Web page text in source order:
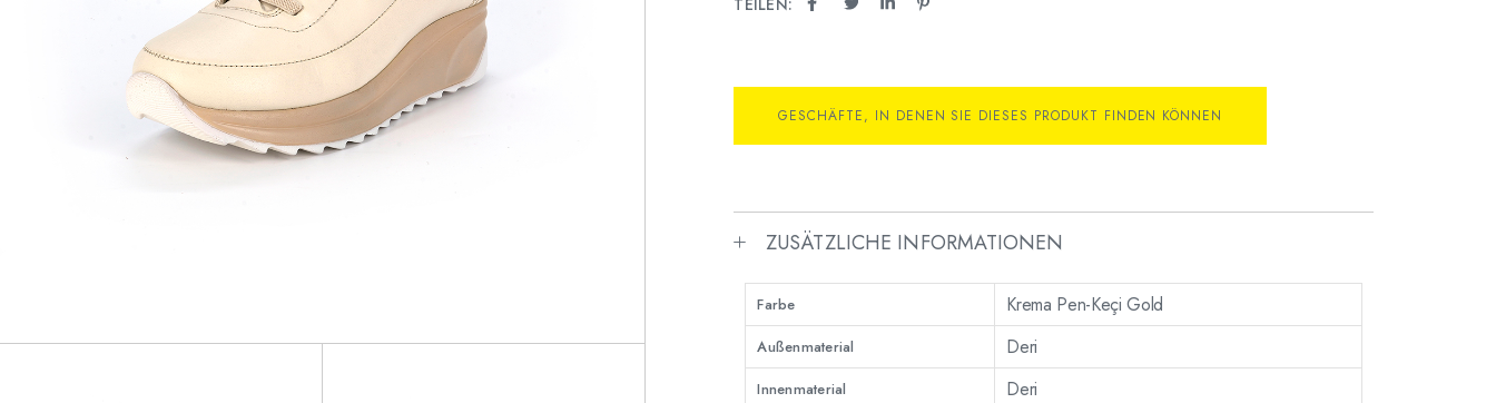
TEILEN:
GESCHÄFTE, IN DENEN SIE DIESES PRODUKT FINDEN KÖNNEN
ZUSÄTZLICHE INFORMATIONEN
Farbe Krema Pen-Keçi Gold
Außenmaterial Deri
Innenmaterial Deri